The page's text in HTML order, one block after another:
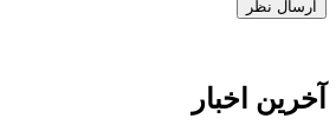
آخرین اخبار